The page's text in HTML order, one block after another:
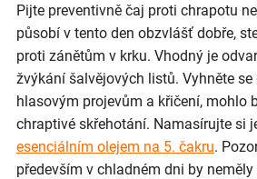
Pijte preventivně čaj proti chrapotu
působí v tento den obzvlášť dobře,
proti zánětům v krku. Vhodný je
žvýkání šalvějových listů. Vyhněte se
hlasovým projevům a křičení, mohlo
chraptivé skřehotání. Namasírujte si
esenciálním olejem na 5. čakru.
především v chladném dni by